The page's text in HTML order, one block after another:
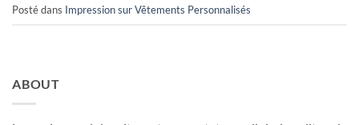
Posté dans Impression sur Vêtements Personnalisés
ABOUT